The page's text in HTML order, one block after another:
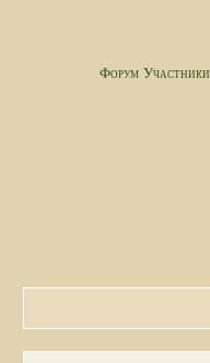
Форум Участники